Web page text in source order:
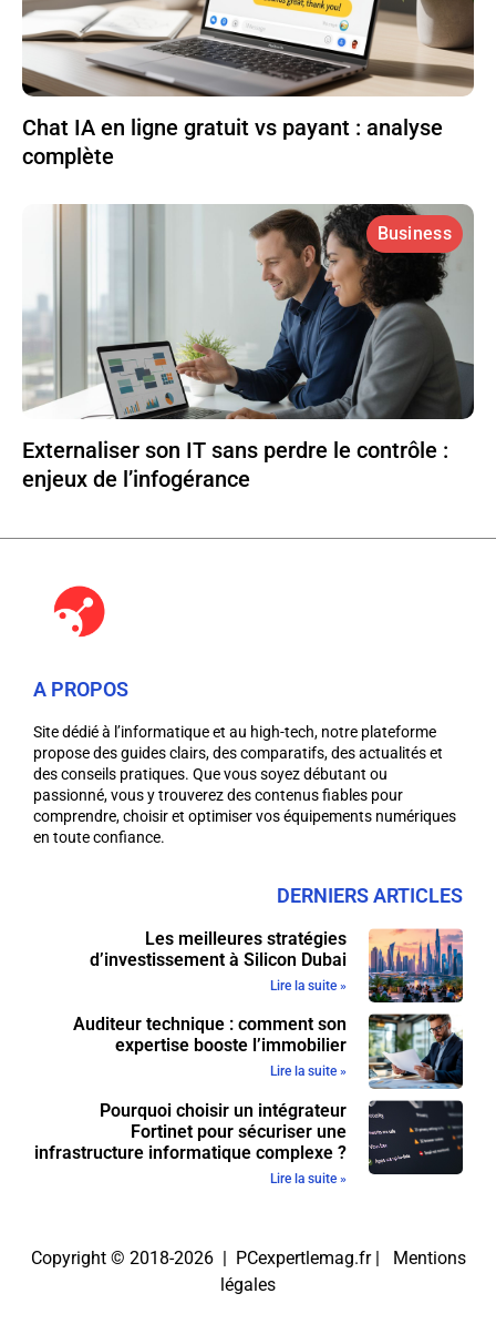
Chat IA en ligne gratuit vs payant : analyse
complète
Business
Externaliser son IT sans perdre le contrôle :
enjeux de l’infogérance
A PROPOS
Site dédié à l’informatique et au high-tech, notre plateforme
propose des guides clairs, des comparatifs, des actualités et
des conseils pratiques. Que vous soyez débutant ou
passionné, vous y trouverez des contenus fiables pour
comprendre, choisir et optimiser vos équipements numériques
en toute confiance.
DERNIERS ARTICLES
Les meilleures stratégies
d’investissement à Silicon Dubai
Lire la suite »
Auditeur technique : comment son
expertise booste l’immobilier
Lire la suite »
Pourquoi choisir un intégrateur
Fortinet pour sécuriser une
infrastructure informatique complexe ?
Lire la suite »
Copyright © 2018-2026 | PCexpertlemag.fr | Mentions
légales